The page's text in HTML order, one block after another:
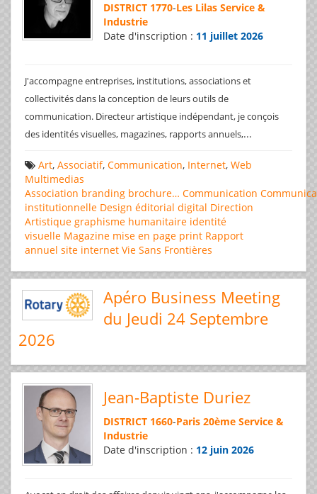
DISTRICT 1770-Les Lilas Service &
Industrie
Date d'inscription : 11 juillet 2026
J'accompagne entreprises, institutions, associations et
collectivités dans la conception de leurs outils de
communication. Directeur artistique indépendant, je conçois
des identités visuelles, magazines, rapports annuels,...
Art, Associatif, Communication, Internet, Web
Multimedias
Association branding brochure… Communication
institutionnelle Design éditorial digital Direction
Artistique graphisme humanitaire identité
visuelle Magazine mise en page print Rapport
annuel site internet Vie Sans Frontières
Apéro Business Meeting
du Jeudi 24 Septembre
2026
Jean-Baptiste Duriez
DISTRICT 1660-Paris 20ème Service &
Industrie
Date d'inscription : 12 juin 2026